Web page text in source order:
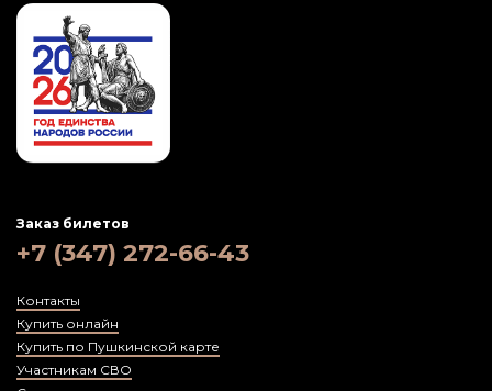
Заказ билетов
+7 (347) 272-66-43
Контакты
Купить онлайн
Купить по Пушкинской карте
Участникам СВО